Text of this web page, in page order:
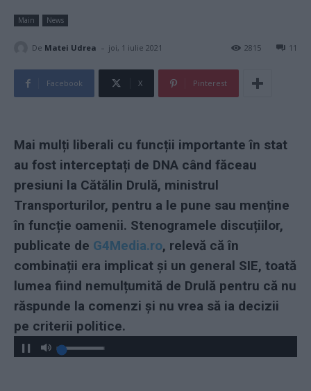
Main News
De Matei Udrea - joi, 1 iulie 2021 11
2815
Facebook X Pinterest
Mai mulți liberali cu funcții importante în stat
au fost interceptați de DNA când făceau
presiuni la Cătălin Drulă, ministrul
Transporturilor, pentru a le pune sau menține
în funcție oamenii. Stenogramele discuțiilor,
publicate de G4Media.ro, relevă că în
combinații era implicat și un general SIE, toată
lumea fiind nemulțumită de Drulă pentru că nu
răspunde la comenzi și nu vrea să ia decizii
pe criterii politice.
Play